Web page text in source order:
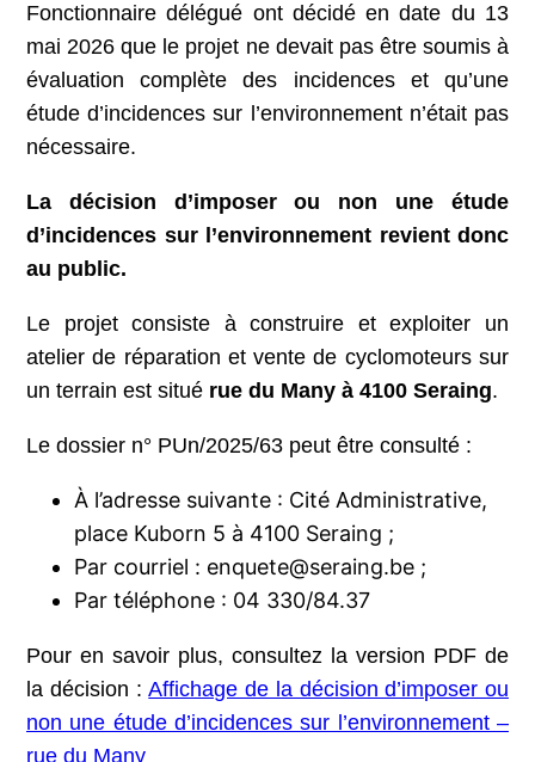
Fonctionnaire délégué ont décidé en date du 13
mai 2026 que le projet ne devait pas être soumis à
évaluation complète des incidences et qu’une
étude d’incidences sur l’environnement n’était pas
nécessaire.
La décision d’imposer ou non une étude
d’incidences sur l’environnement revient donc
au public.
Le projet consiste à construire et exploiter un
atelier de réparation et vente de cyclomoteurs sur
un terrain est situé rue du Many à 4100 Seraing.
Le dossier n° PUn/2025/63 peut être consulté :
À l’adresse suivante : Cité Administrative,
place Kuborn 5 à 4100 Seraing ;
Par courriel : enquete@seraing.be ;
Par téléphone : 04 330/84.37
Pour en savoir plus, consultez la version PDF de
la décision :Affichage de la décision d’imposer ou
non une étude d’incidences sur l’environnement –
rue du Many